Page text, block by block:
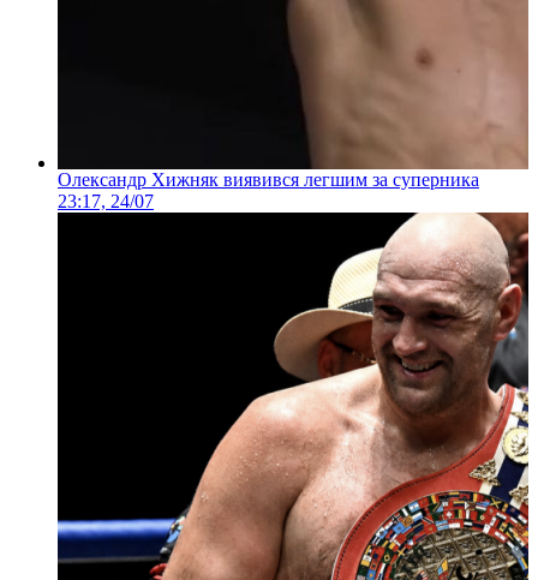
Олександр Хижняк виявився легшим за суперника
23:17, 24/07